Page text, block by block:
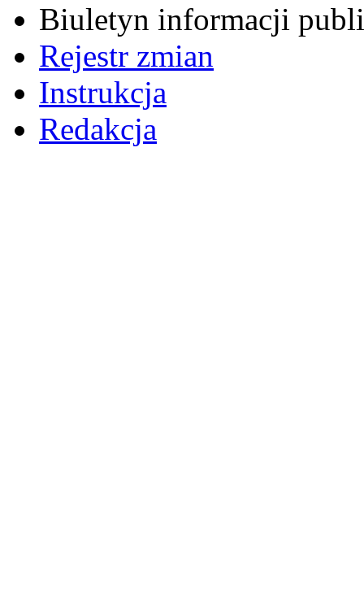
Biuletyn informacji
Rejestr zmian
Instrukcja
Redakcja